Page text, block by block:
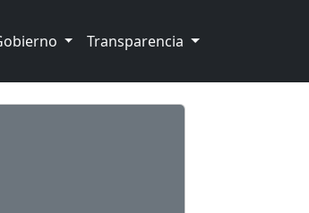
Transparencia